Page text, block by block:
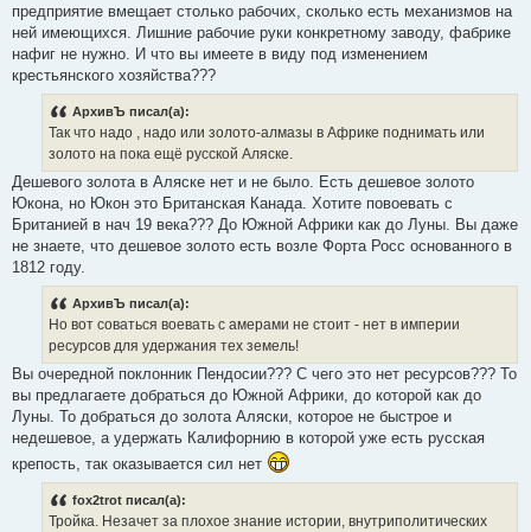
предприятие вмещает столько рабочих, сколько есть механизмов на
ней имеющихся. Лишние рабочие руки конкретному заводу, фабрике
нафиг не нужно. И что вы имеете в виду под изменением
крестьянского хозяйства???
АрхивЪ писал(а):
Так что надо , надо или золото-алмазы в Африке поднимать или
золото на пока ещё русской Аляске.
Дешевого золота в Аляске нет и не было. Есть дешевое золото
Юкона, но Юкон это Британская Канада. Хотите повоевать с
Британией в нач 19 века??? До Южной Африки как до Луны. Вы даже
не знаете, что дешевое золото есть возле Форта Росс основанного в
1812 году.
АрхивЪ писал(а):
Но вот соваться воевать с амерами не стоит - нет в империи
ресурсов для удержания тех земель!
Вы очередной поклонник Пендосии??? С чего это нет ресурсов??? То
вы предлагаете добраться до Южной Африки, до которой как до
Луны. То добраться до золота Аляски, которое не быстрое и
недешевое, а удержать Калифорнию в которой уже есть русская
крепость, так оказывается сил нет
fox2trot писал(а):
Тройка. Незачет за плохое знание истории, внутриполитических